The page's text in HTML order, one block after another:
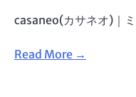
casaneo(カサネオ)｜
Read More →